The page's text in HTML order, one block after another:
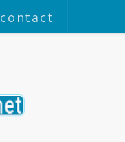
contact